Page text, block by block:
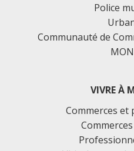
Police
Communauté de
VIVRE À
Commerces et